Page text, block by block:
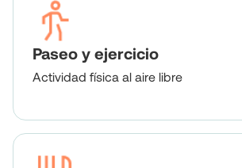
Paseo y ejercicio
Actividad física al aire libre